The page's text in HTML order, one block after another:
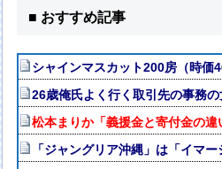
■ おすすめ記事
シャインマスカット200房（時価
26歳俺氏よく行く取引先の事務
松本まりか「義援金と寄付金の
「ジャングリア沖縄」は「イ